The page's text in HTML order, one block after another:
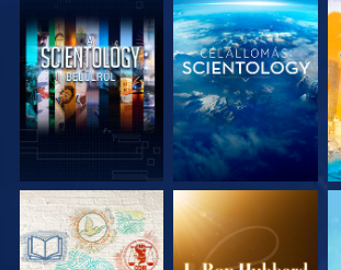
A SOROZAT A SOROZAT